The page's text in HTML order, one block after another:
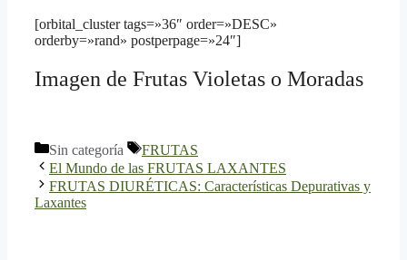
[orbital_cluster tags=»36″ order=»DESC»
orderby=»rand» postperpage=»24″]
Imagen de Frutas Violetas o Moradas
Categorías
Sin categoría Etiquetas
FRUTAS
El Mundo de las FRUTAS LAXANTES
FRUTAS DIURÉTICAS: Características Depurativas y
Laxantes